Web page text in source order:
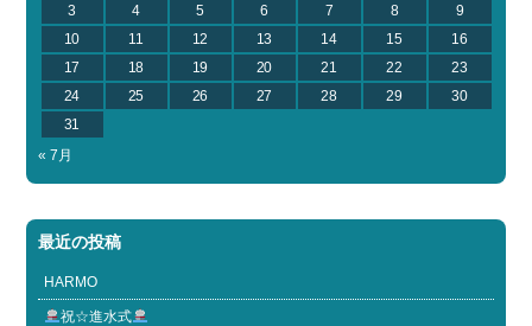
3
4 5 6 7 8
9
10
11 12 13 14 15
16
17
18 19 20 21 22
23
24
25 26 27 28 29
30
31
« 7月
最近の投稿
HARMO
祝☆進水式